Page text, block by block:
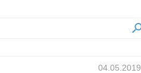
04.05.2019